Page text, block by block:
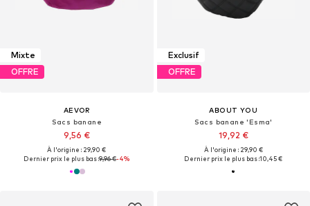
Mixte
OFFRE
AEVOR
Sacs banane
9,56 €
À l'origine : 29,90 €
Dernier prix le plus bas :9,96 €-4%
Exclusif
OFFRE
ABOUT YOU
Sacs banane 'Esma'
19,92 €
À l'origine : 29,90 €
Dernier prix le plus bas :10,45 €